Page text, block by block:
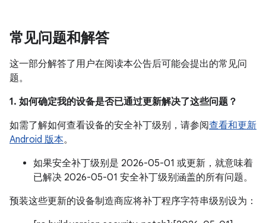
常见问题和解答
这一部分解答了用户在阅读本公告后可能会提出的常见问
题。
1. 如何确定我的设备是否已通过更新解决了这些问题？
如需了解如何查看设备的安全补丁级别，请参阅查看和更新
Android 版本。
如果安全补丁级别是 2026-05-01 或更新，就意味着
已解决 2026-05-01 安全补丁级别涵盖的所有问题。
预装这些更新的设备制造商应将补丁程序字符串级别设为：